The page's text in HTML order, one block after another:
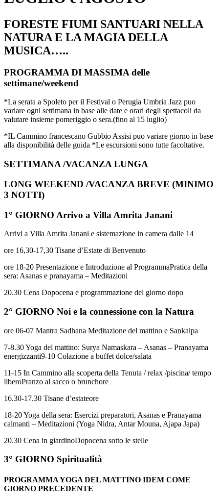
FORESTE FIUMI SANTUARI NELLA
NATURA E LA MAGIA DELLA
MUSICA…..
PROGRAMMA DI MASSIMA delle
settimane/weekend
*La serata a Spoleto per il Festival o Perugia Umbria Jazz puo
variare ogni settimana in base alle date e orari degli spettacoli da
valutare insieme pomeriggio o sera.(fino al 15 luglio)
*IL Cammino francescano Gubbio Assisi puo variare giorno in base
alla disponibilità delle guida *Le escursioni sono tutte facoltative.
SETTIMANA /VACANZA LUNGA
LONG WEEKEND /VACANZA BREVE (MINIMO
3 NOTTI)
1° GIORNO Arrivo a Villa Amrita Janani
Arrivi a Villa Amrita Janani e sistemazione in camera dalle 14
ore 16,30-17,30 Tisane d’Estate di Benvenuto
ore 18-20 Presentazione e Introduzione al ProgrammaPratica della
sera: Asanas e pranayama – Meditazioni
20.30 Cena Dopocena e programmazione del giorno dopo
2° GIORNO Noi e la connessione con la Natura
ore 06-07 Mantra Sadhana Meditazione del mattino e Sankalpa
7-8.30 Yoga del mattino: Surya Namaskara – Asanas – Pranayama
energizzanti9-10 Colazione a buffet dolce/salata
11-15 In Cammino alla scoperta della Tenuta / relax /piscina/ tempo
liberoPranzo al sacco o brunchore
16.30-17.30 Tisane d’estateore
18-20 Yoga della sera: Esercizi preparatori, Asanas e Pranayama
calmanti – Meditazioni (Yoga Nidra, Antar Mouna, Ajapa Japa)
20.30 Cena in giardinoDopocena sotto le stelle
3° GIORNO Spiritualità
PROGRAMMA YOGA DEL MATTINO IDEM COME
GIORNO PRECEDENTE